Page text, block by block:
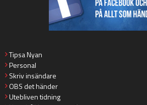
Tipsa Nyan
Personal
Skriv insändare
OBS det händer
Utebliven tidning